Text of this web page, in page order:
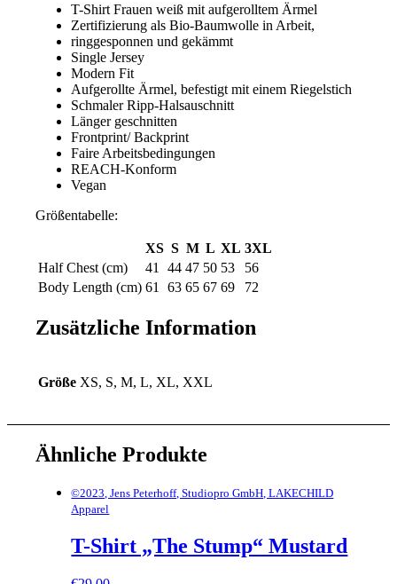
T-Shirt Frauen weiß mit aufgerolltem Ärmel
Zertifizierung als Bio-Baumwolle in Arbeit,
ringgesponnen und gekämmt
Single Jersey
Modern Fit
Aufgerollte Ärmel, befestigt mit einem Riegelstich
Schmaler Ripp-Halsauschnitt
Länger geschnitten
Frontprint/ Backprint
Faire Arbeitsbedingungen
REACH-Konform
Vegan
Größentabelle:
XS S M L XL 3XL
Half Chest (cm)
41 44 47 50 53
56
Body Length (cm) 61 63 65 67 69 72
Zusätzliche Information
Größe XS, S, M, L, XL, XXL
Ähnliche Produkte
©2023, Jens Peterhoff, Studiopro GmbH, LAKECHILD
Apparel
T-Shirt „The Stump“ Mustard